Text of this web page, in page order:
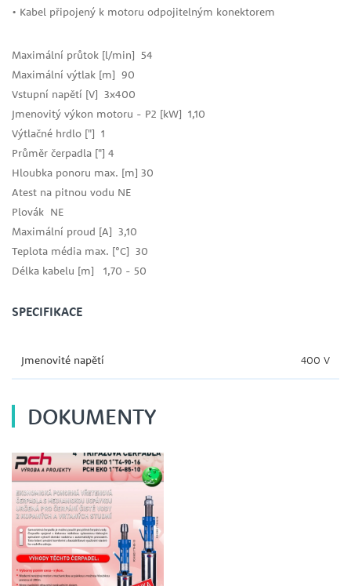
• Kabel připojený k motoru odpojitelným konektorem
Maximální průtok [l/min] 54
Maximální výtlak [m] 90
Vstupní napětí [V] 3x400
Jmenovitý výkon motoru - P2 [kW] 1,10
Výtlačné hrdlo ["] 1
Průměr čerpadla ["] 4
Hloubka ponoru max. [m] 30
Atest na pitnou vodu NE
Plovák NE
Maximální proud [A] 3,10
Teplota média max. [°C] 30
Délka kabelu [m] 1,70 - 50
SPECIFIKACE
Jmenovité napětí 400 V
DOKUMENTY